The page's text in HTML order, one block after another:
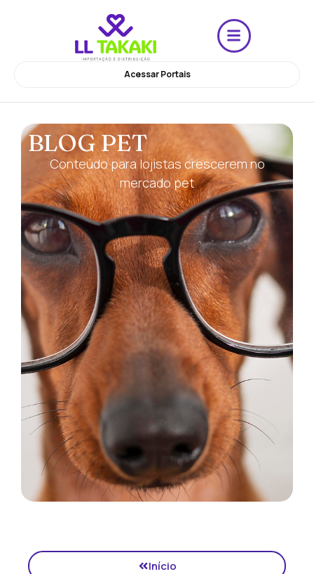
Acessar Portais
BLOG PET
Conteúdo para lojistas crescerem no
mercado pet
Início